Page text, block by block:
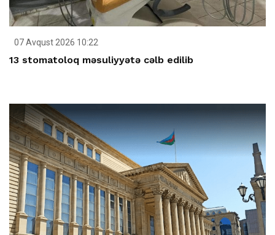
07 Avqust 2026 10:22
13 stomatoloq məsuliyyətə cəlb edilib